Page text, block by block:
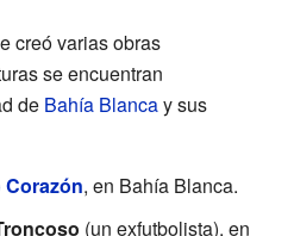
creó varias obras
se encuentran
de Bahía Blancay sus
, en Bahía Blanca.
(un exfutbolista), en